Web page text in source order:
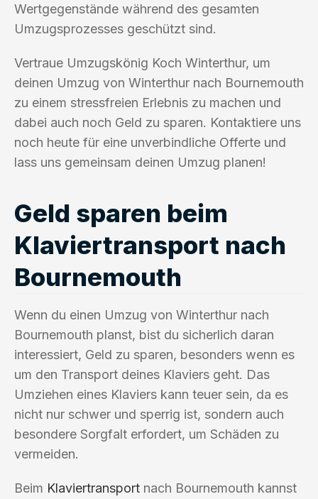
Wertgegenstände während des gesamten
Umzugsprozesses geschützt sind.
Vertraue Umzugskönig Koch Winterthur, um
deinen Umzug von Winterthur nach Bournemouth
zu einem stressfreien Erlebnis zu machen und
dabei auch noch Geld zu sparen. Kontaktiere uns
noch heute für eine unverbindliche Offerte und
lass uns gemeinsam deinen Umzug planen!
Geld sparen beim
Klaviertransport nach
Bournemouth
Wenn du einen Umzug von Winterthur nach
Bournemouth planst, bist du sicherlich daran
interessiert, Geld zu sparen, besonders wenn es
um den Transport deines Klaviers geht. Das
Umziehen eines Klaviers kann teuer sein, da es
nicht nur schwer und sperrig ist, sondern auch
besondere Sorgfalt erfordert, um Schäden zu
vermeiden.
Beim Klaviertransport nach Bournemouth kannst